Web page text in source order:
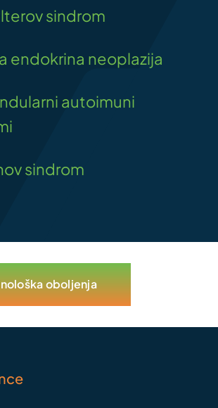
sindrom
endokrina neoplazija
autoimuni
sindrom
oboljenja